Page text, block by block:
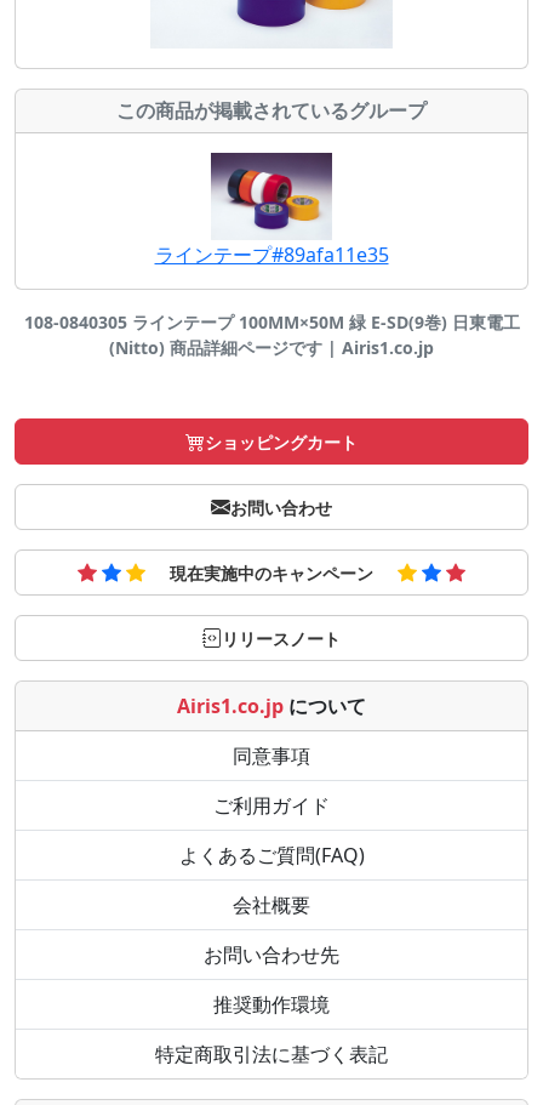
この商品が掲載されているグループ
ラインテープ#89afa11e35
108-0840305 ラインテープ 100MM×50M 緑 E-SD(9巻) 日東電工
(Nitto) 商品詳細ページです | Airis1.co.jp
ショッピングカート
お問い合わせ
現在実施中のキャンペーン
リリースノート
Airis1.co.jp について
同意事項
ご利用ガイド
よくあるご質問(FAQ)
会社概要
お問い合わせ先
推奨動作環境
特定商取引法に基づく表記